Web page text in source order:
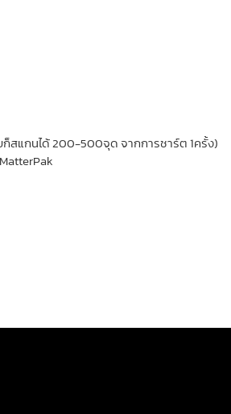
ก็สแกนได้ 200-500จุด จากการชาร์ต 1ครั้ง)